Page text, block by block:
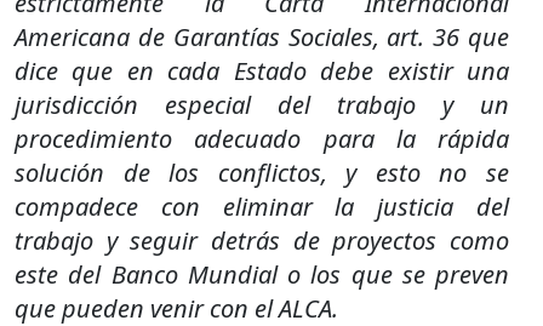
Americana de Garantías Sociales, art. 36 que
dice que en cada Estado debe existir una
jurisdicción especial del trabajo y un
procedimiento adecuado para la rápida
solución de los conflictos, y esto no se
compadece con eliminar la justicia del
trabajo y seguir detrás de proyectos como
este del Banco Mundial o los que se preven
que pueden venir con el ALCA.